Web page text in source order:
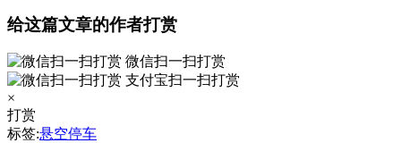
给这篇文章的作者打赏
微信扫一扫打赏
支付宝扫一扫打赏
×
打赏
标签:悬空停车